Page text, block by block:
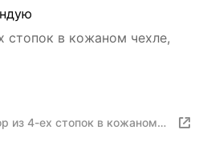
в кожаном чехле,
из 4-ех стопок в кожаном